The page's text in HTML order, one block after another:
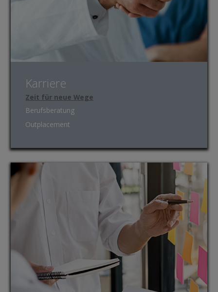
Karriere
Zeit für neue Wege
Berufsberatung
Outplacement